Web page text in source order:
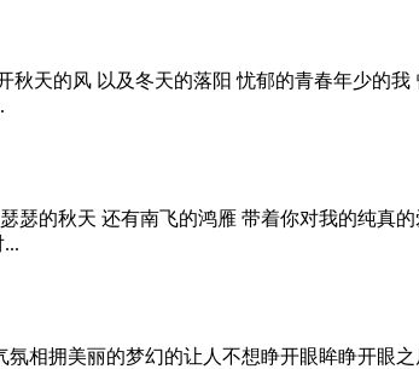
天的风 以及冬天的落阳 忧郁的青春年少的
瑟的秋天 还有南飞的鸿雁 带着你对我的纯真
相拥美丽的梦幻的让人不想睁开眼眸睁开眼